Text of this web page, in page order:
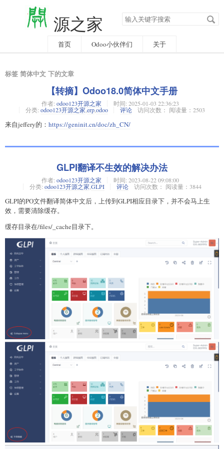
源之家 搜
索
字
首页 Odoo小伙伴们 关于
标签 简体中文 下的文章
【转摘】Odoo18.0简体中文手册
作者: odoo123开源之家 时间: 2025-01-03 22:36:23
分类: odoo123开源之家 erpodoo 评论 访问次数： 阅读量：2503
来自jeffery的： https://geninit.cn/doc/zh_CN/
GLPI翻译不生效的解决办法
作者: odoo123开源之家 时间: 2023-08-22 09:08:00
分类: odoo123开源之家,GLPI 评论 访问次数： 阅读量：3844
GLPI的PO文件翻译简体中文后，上传到GLPI相应目录下，并不会马上生
效，需要清除缓存。
缓存目录在/files/_cache目录下。